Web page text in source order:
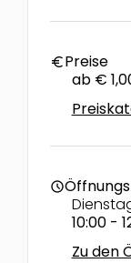
euroPreise
ab €
schedule
10:00 -
Zu den